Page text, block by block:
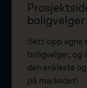
boligvelger
Sett opp egne
boligvelger, og
den enkleste
på markedet!